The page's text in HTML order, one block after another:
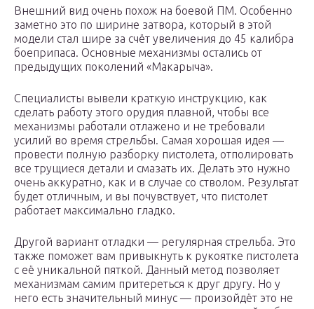
Внешний вид очень похож на боевой ПМ. Особенно
заметно это по ширине затвора, который в этой
модели стал шире за счёт увеличения до 45 калибра
боеприпаса. Основные механизмы остались от
предыдущих поколений «Макарыча».
Специалисты вывели краткую инструкцию, как
сделать работу этого орудия плавной, чтобы все
механизмы работали отлажено и не требовали
усилий во время стрельбы. Самая хорошая идея —
провести полную разборку пистолета, отполировать
все трущиеся детали и смазать их. Делать это нужно
очень аккуратно, как и в случае со стволом. Результат
будет отличным, и вы почувствует, что пистолет
работает максимально гладко.
Другой вариант отладки — регулярная стрельба. Это
также поможет вам привыкнуть к рукоятке пистолета
с её уникальной пяткой. Данный метод позволяет
механизмам самим притереться к друг другу. Но у
него есть значительный минус — произойдёт это не